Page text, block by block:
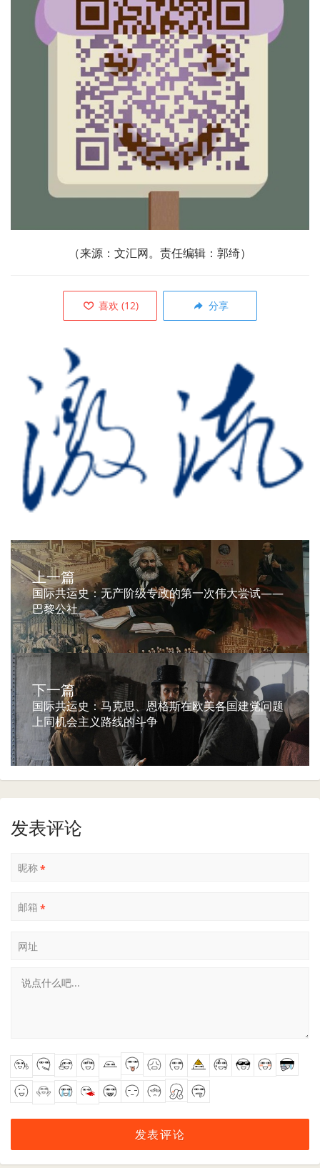
（来源：文汇网。责任编辑：郭绮）
喜欢 (12) 分享
上一篇
国际共运史：无产阶级专政的第一次伟大尝试——
巴黎公社
下一篇
国际共运史：马克思、恩格斯在欧美各国建党问题
上同机会主义路线的斗争
发表评论
昵称*
邮箱 *
网址